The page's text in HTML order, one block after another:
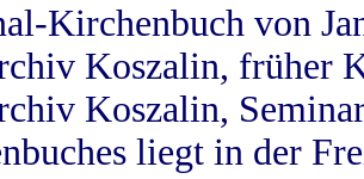
Kirchenbuch von
Koszalin, früher
Koszalin,
liegt in der